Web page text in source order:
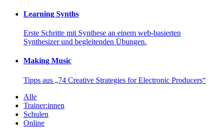
Learning Synths
Erste Schritte mit Synthese an einem web-basierten
Synthesizer und begleitenden Übungen.
Making Music
Tipps aus „74 Creative Strategies for Electronic Producers“
Alle
Trainer:innen
Schulen
Online